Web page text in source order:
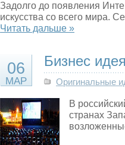
Задолго до появления
искусства со всего мира.
Читать дальше »
06
МАР
Бизнес
Оригинальные
В
странах